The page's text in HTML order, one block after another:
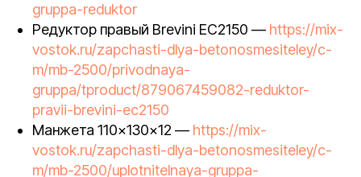
gruppa-reduktor
Редуктор правый Brevini EC2150 — https://mix-
vostok.ru/zapchasti-dlya-betonosmesiteley/c-
m/mb-2500/privodnaya-
gruppa/tproduct/879067459082-reduktor-
pravii-brevini-ec2150
Манжета 110×130×12 — https://mix-
vostok.ru/zapchasti-dlya-betonosmesiteley/c-
m/mb-2500/uplotnitelnaya-gruppa-